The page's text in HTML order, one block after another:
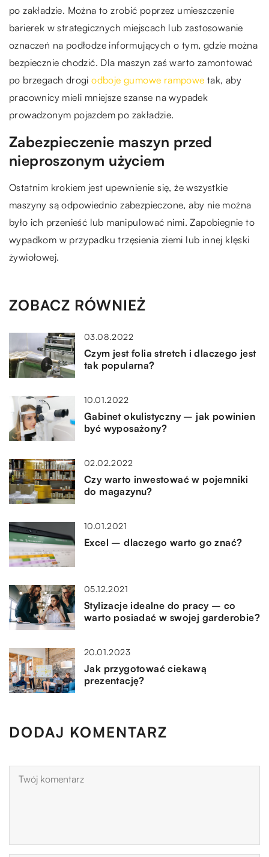
po zakładzie. Można to zrobić poprzez umieszczenie
barierek w strategicznych miejscach lub zastosowanie
oznaczeń na podłodze informujących o tym, gdzie można
bezpiecznie chodzić. Dla maszyn zaś warto zamontować
po brzegach drogiodboje gumowe rampowe tak, aby
pracownicy mieli mniejsze szanse na wypadek
prowadzonym pojazdem po zakładzie.
Zabezpieczenie maszyn przed
nieproszonym użyciem
Ostatnim krokiem jest upewnienie się, że wszystkie
maszyny są odpowiednio zabezpieczone, aby nie można
było ich przenieść lub manipulować nimi. Zapobiegnie to
wypadkom w przypadku trzęsienia ziemi lub innej klęski
żywiołowej.
ZOBACZ RÓWNIEŻ
03.08.2022
Czym jest folia stretch i dlaczego jest
tak popularna?
10.01.2022
Gabinet okulistyczny – jak powinien
być wyposażony?
02.02.2022
Czy warto inwestować w pojemniki
do magazynu?
10.01.2021
Excel – dlaczego warto go znać?
05.12.2021
Stylizacje idealne do pracy – co
warto posiadać w swojej garderobie?
20.01.2023
Jak przygotować ciekawą
prezentację?
DODAJ KOMENTARZ